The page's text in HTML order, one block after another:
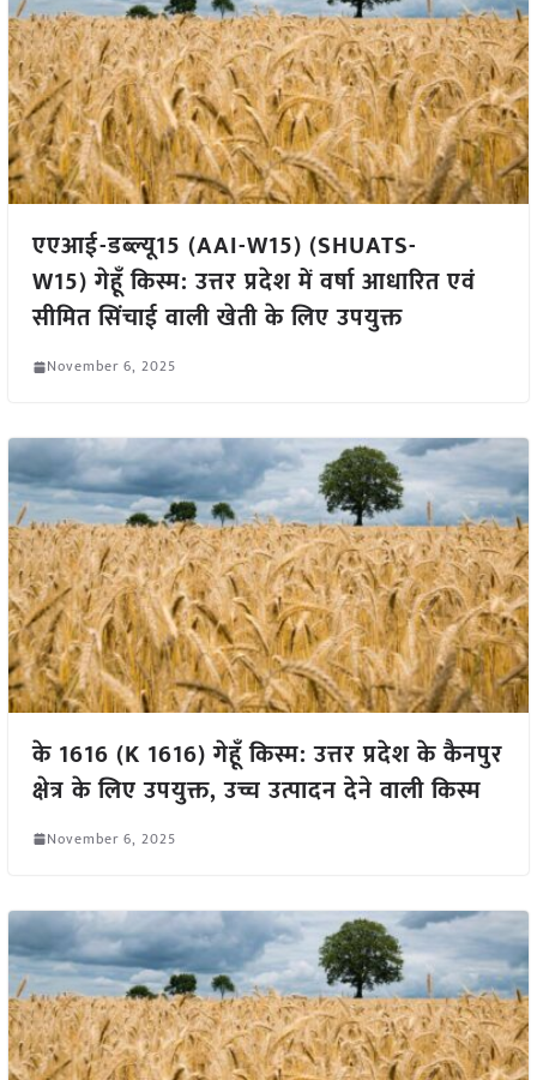
एएआई-डब्ल्यू15 (AAI-W15) (SHUATS-
W15) गेहूँ किस्म: उत्तर प्रदेश में वर्षा आधारित एवं
सीमित सिंचाई वाली खेती के लिए उपयुक्त
November 6, 2025
के 1616 (K 1616) गेहूँ किस्म: उत्तर प्रदेश के कैनपुर
क्षेत्र के लिए उपयुक्त, उच्च उत्पादन देने वाली किस्म
November 6, 2025